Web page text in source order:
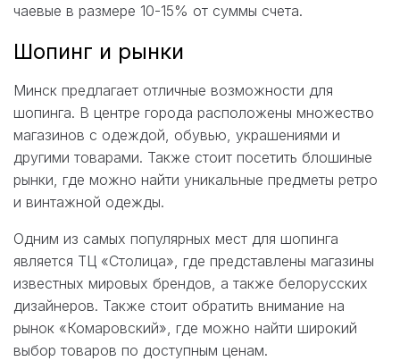
чаевые в размере 10-15% от суммы счета.
Шопинг и рынки
Минск предлагает отличные возможности для
шопинга. В центре города расположены множество
магазинов с одеждой, обувью, украшениями и
другими товарами. Также стоит посетить блошиные
рынки, где можно найти уникальные предметы ретро
и винтажной одежды.
Одним из самых популярных мест для шопинга
является ТЦ «Столица», где представлены магазины
известных мировых брендов, а также белорусских
дизайнеров. Также стоит обратить внимание на
рынок «Комаровский», где можно найти широкий
выбор товаров по доступным ценам.